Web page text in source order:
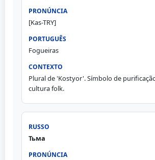
[Kas-TRY]
Fogueiras
Plural de 'Kostyor'. Símbolo de
cultura folk.
Тьма